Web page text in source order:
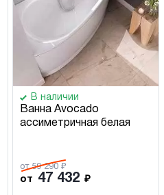
В наличии
Ванна Avocado
ассиметричная белая
от 59 290 ₽
от 47 432 ₽